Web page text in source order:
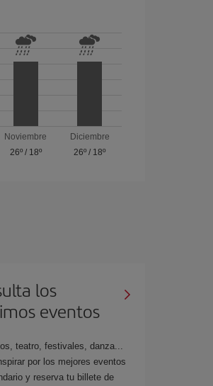
Noviembre
26º/ 18º
Diciembre
26º / 18º
los
eventos
teatro, festivales, danza...
por los mejores eventos
y reserva tu billete de